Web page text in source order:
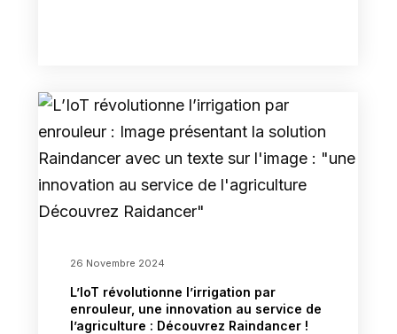
26 Novembre 2024
L’IoT révolutionne l’irrigation par
enrouleur, une innovation au service de
l’agriculture : Découvrez Raindancer !